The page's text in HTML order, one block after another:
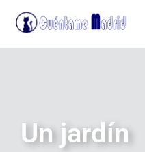
Un jardín